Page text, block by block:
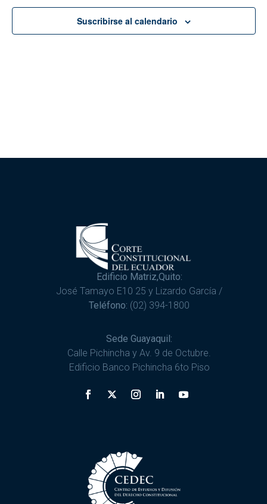
vistas
de
Suscribirse al calendario
Edificio Matriz,Quito:
José Tamayo E10 25 y Lizardo García /
Teléfono: (02) 394-1800
Sede Guayaquil:
Calle Pichincha y Av. 9 de Octubre.
Edificio Banco Pichincha 6to Piso